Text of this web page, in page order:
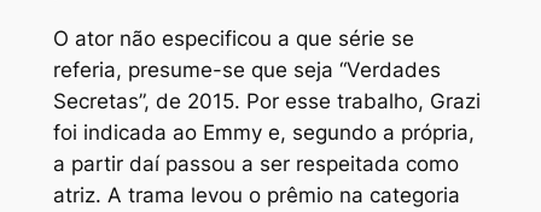
O ator não especificou a que série se
referia, presume-se que seja “Verdades
Secretas”, de 2015. Por esse trabalho, Grazi
foi indicada ao Emmy e, segundo a própria,
a partir daí passou a ser respeitada como
atriz. A trama levou o prêmio na categoria